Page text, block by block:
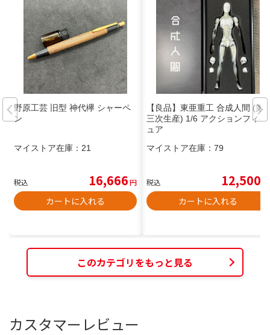
野原工芸 旧型 神代欅 シャーペ
ン
マイストア在庫： 21
税込 16,666円
カートに入れる
【良品】東亜重工 合成人間 (第
三次生産) 1/6 アクションフィギ
ュア
マイストア在庫： 79
税込 12,500
カートに入れる
このカテゴリをもっと見る
カスタマーレビュー